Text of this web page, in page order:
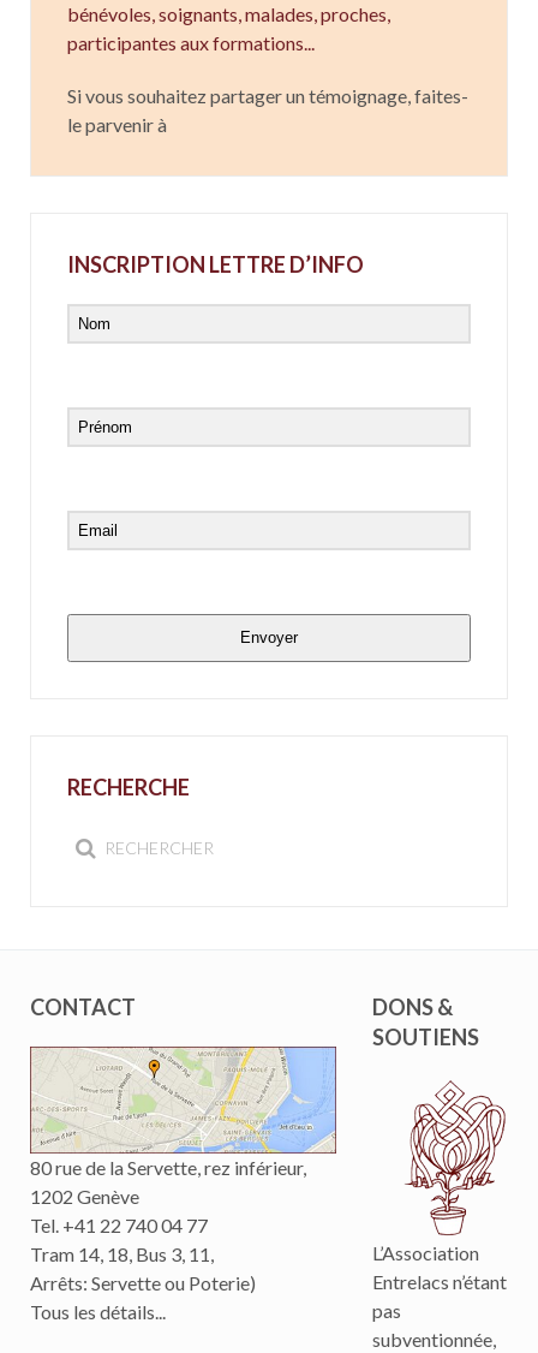
bénévoles, soignants,malades,proches,
participantes aux formations...
Si vous souhaitez partager un témoignage, faites-
le parvenir à
INSCRIPTION LETTRE D’INFO
Envoyer
RECHERCHE
CONTACT
80 rue de la Servette, rez inférieur,
1202 Genève
Tel. +41 22 740 04 77
Tram 14, 18, Bus 3, 11,
Arrêts: Servette ou Poterie)
Tous les détails...
DONS &
SOUTIENS
L’Association
Entrelacs n’étant
pas
subventionnée,